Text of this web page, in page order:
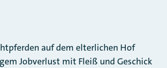
auf dem elterlichen Hof
Jobverlust mit Fleiß und Geschick